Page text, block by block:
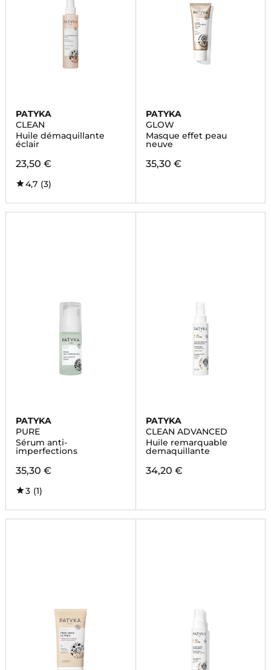
PATYKA
CLEAN
Huile démaquillante
éclair
23,50 €
4,7 (3)
PATYKA
GLOW
Masque effet peau
neuve
35,30 €
PATYKA
PURE
Sérum anti-
imperfections
35,30 €
3 (1)
PATYKA
CLEAN ADVANCED
Huile remarquable
demaquillante
34,20 €